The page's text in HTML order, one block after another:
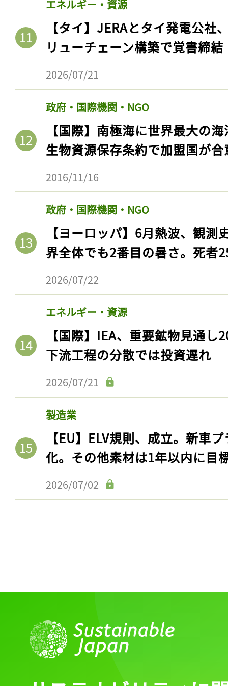
エネルギー・資源
【タイ】JERAとタイ発電公社
リューチェーン構築で覚書締結
2026/07/21
政府・国際機関・NGO
【国際】南極海に世界最大の
生物資源保存条約で加盟国が合
2016/11/16
政府・国際機関・NGO
【ヨーロッパ】6月熱波、観
界全体でも2番目の暑さ。死者
2026/07/22
エネルギー・資源
【国際】IEA、重要鉱物見通
下流工程の分散では投資遅れ
2026/07/21
製造業
【EU】ELV規則、成立。新車
化。その他素材は1年以内に目
2026/07/02